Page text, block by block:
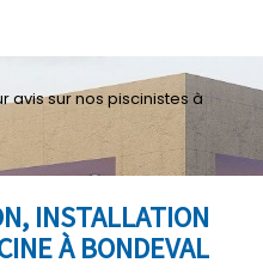
INSTALLATION
À BONDEVAL
avis sur nos piscinistes à